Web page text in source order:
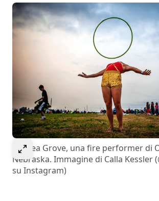
Select to expand image
Andrea Grove, una fire performer di
Nebraska. Immagine di Calla Kessler
su Instagram)